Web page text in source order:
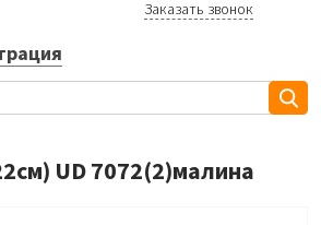
Заказать звонок
UD 7072(2)малина